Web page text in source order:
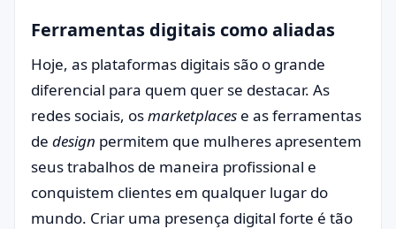
Ferramentas digitais como aliadas
Hoje, as plataformas digitais são o grande
diferencial para quem quer se destacar. As
redes sociais, osmarketplaces e as ferramentas
de design permitem que mulheres apresentem
seus trabalhos de maneira profissional e
conquistem clientes em qualquer lugar do
mundo. Criar uma presença digital forte é tão